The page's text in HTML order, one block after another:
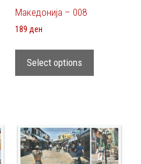
Македонија – 008
189 ден
Select options